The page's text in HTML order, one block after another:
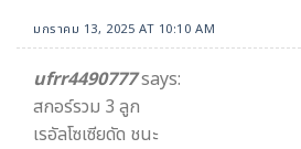
มกราคม 13, 2025 AT 10:10 AM
ufrr4490777says:
สกอร์รวม 3 ลูก
เรอัลโซเซียดัด ชนะ